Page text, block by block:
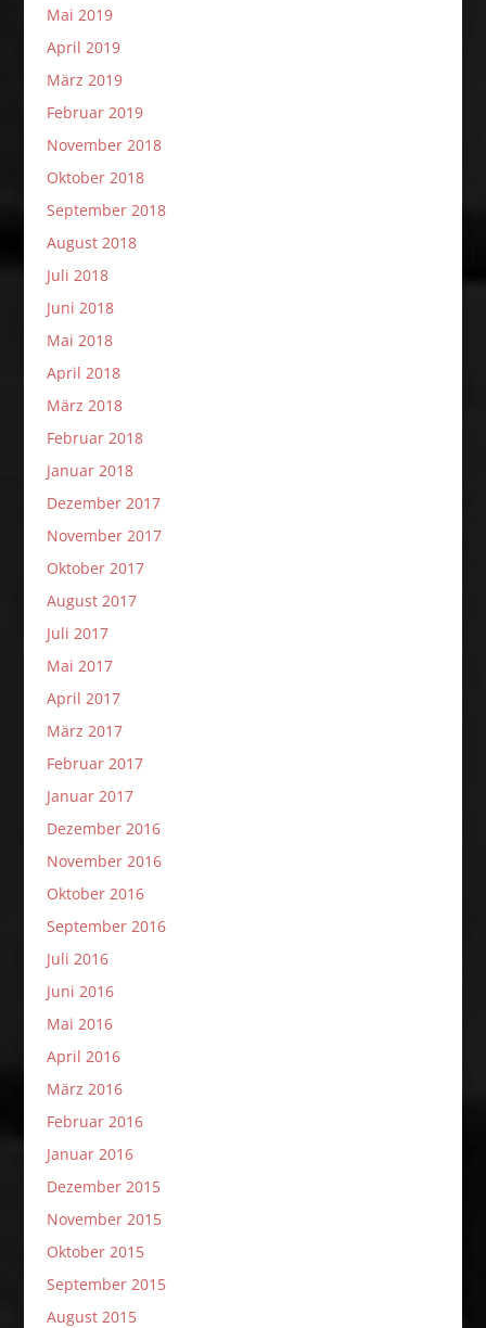
Mai 2019
April 2019
März 2019
Februar 2019
November 2018
Oktober 2018
September 2018
August 2018
Juli 2018
Juni 2018
Mai 2018
April 2018
März 2018
Februar 2018
Januar 2018
Dezember 2017
November 2017
Oktober 2017
August 2017
Juli 2017
Mai 2017
April 2017
März 2017
Februar 2017
Januar 2017
Dezember 2016
November 2016
Oktober 2016
September 2016
Juli 2016
Juni 2016
Mai 2016
April 2016
März 2016
Februar 2016
Januar 2016
Dezember 2015
November 2015
Oktober 2015
September 2015
August 2015